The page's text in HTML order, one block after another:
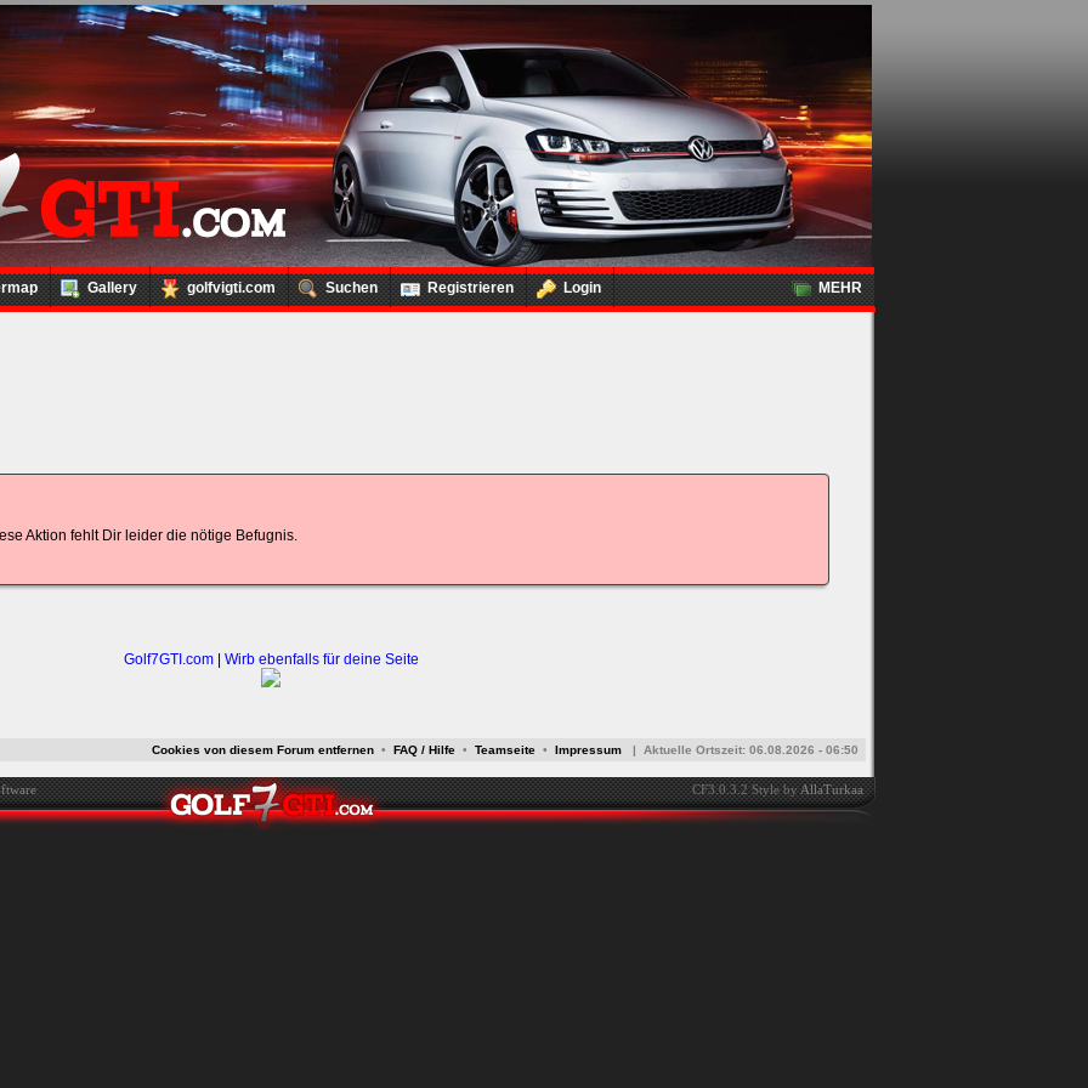
Gallery golfvigti.com Suchen Registrieren Login MEHR
Aktion fehlt Dir leider die nötige Befugnis.
Golf7GTI.com| Wirb ebenfalls für deine Seite
Cookies von diesem Forum entfernen • FAQ / Hilfe • Teamseite • Impressum | Aktuelle Ortszeit: 06.08.2026 - 06:50
CF3.0.3.2 Style byAllaTurkaa